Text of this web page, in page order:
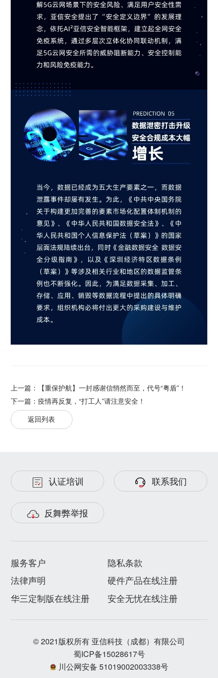
上一篇：
【重保护航】一封感谢信悄然而至，代号“粤盾”！
下一篇：疫情再反复，“打工人”请注意安全！
返回列表
认证培训 联系我们
反舞弊举报
服务客户
隐私条款
法律声明
硬件产品在线注册
华三定制版在线注册
安全无忧在线注册
© 2021版权所有 亚信科技（成都）有限公司
蜀ICP备15028617号
川公网安备 51019002003338号